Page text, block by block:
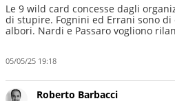
Le 9 wild card concesse dagli
di stupire. Fognini ed Errani sono di
albori. Nardi e Passaro vogliono
05/05/25 19:18
Roberto Barbacci